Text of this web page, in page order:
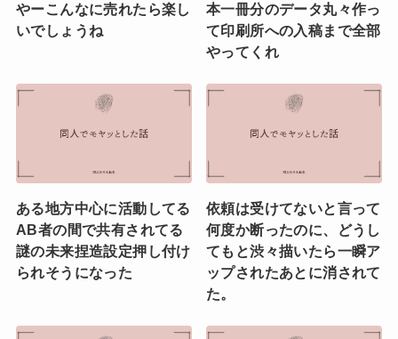
やーこんなに売れたら楽し
いでしょうね
本一冊分のデータ丸々作っ
て印刷所への入稿まで全部
やってくれ
ある地方中心に活動してる
AB者の間で共有されてる
謎の未来捏造設定押し付け
られそうになった
依頼は受けてないと言って
何度か断ったのに、どうし
てもと渋々描いたら一瞬ア
ップされたあとに消されて
た。